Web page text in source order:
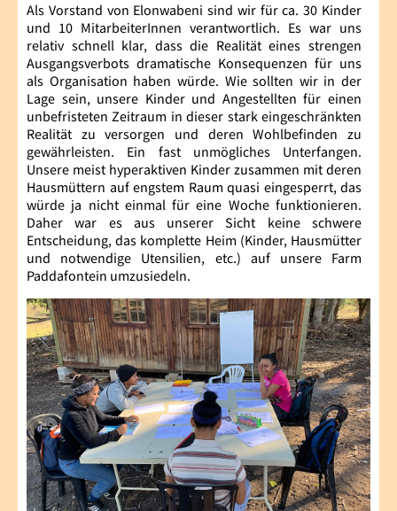
Als Vorstand von Elonwabeni sind wir für ca. 30 Kinder
und 10 MitarbeiterInnen verantwortlich. Es war uns
relativ schnell klar, dass die Realität eines strengen
Ausgangsverbots dramatische Konsequenzen für uns
als Organisation haben würde. Wie sollten wir in der
Lage sein, unsere Kinder und Angestellten für einen
unbefristeten Zeitraum in dieser stark eingeschränkten
Realität zu versorgen und deren Wohlbefinden zu
gewährleisten. Ein fast unmögliches Unterfangen.
Unsere meist hyperaktiven Kinder zusammen mit deren
Hausmüttern auf engstem Raum quasi eingesperrt, das
würde ja nicht einmal für eine Woche funktionieren.
Daher war es aus unserer Sicht keine schwere
Entscheidung, das komplette Heim (Kinder, Hausmütter
und notwendige Utensilien, etc.) auf unsere Farm
Paddafontein umzusiedeln.